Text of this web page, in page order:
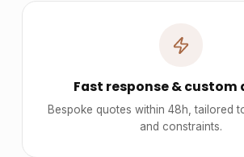
Fast response & custom
Bespoke quotes within 48h, tailored
and constraints.